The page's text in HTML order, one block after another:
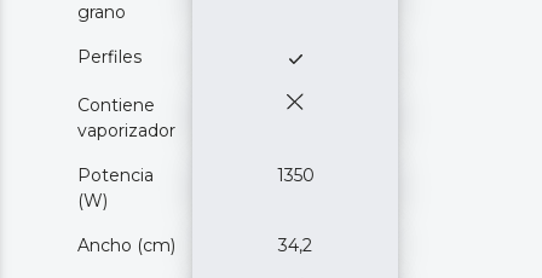
grano
Perfiles
Contiene
vaporizador
Potencia
(W)
1350
Ancho (cm) 34,2